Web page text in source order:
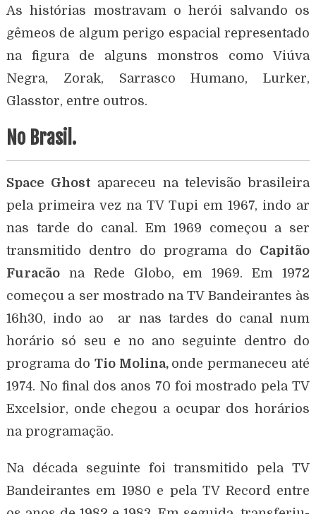
As histórias mostravam o herói salvando os
gêmeos de algum perigo espacial representado
na figura de alguns monstros como Viúva
Negra, Zorak, Sarrasco Humano, Lurker,
Glasstor, entre outros.
No Brasil.
Space Ghost apareceu na televisão brasileira
pela primeira vez na TV Tupi em 1967, indo ar
nas tarde do canal. Em 1969 começou a ser
transmitido dentro do programa do Capitão
Furacãona Rede Globo, em 1969. Em 1972
começou a ser mostrado na TV Bandeirantes às
16h30, indo ao ar nas tardes do canal num
horário só seu e no ano seguinte dentro do
programa do Tio Molina, onde permaneceu até
1974. No final dos anos 70 foi mostrado pela TV
Excelsior, onde chegou a ocupar dos horários
na programação.
Na década seguinte foi transmitido pela TV
Bandeirantes em 1980 e pela TV Record entre